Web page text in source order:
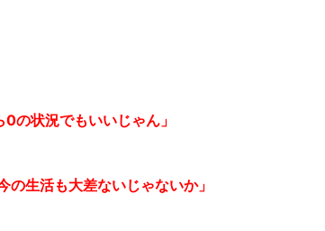
の状況でもいいじゃん」
の生活も大差ないじゃないか」